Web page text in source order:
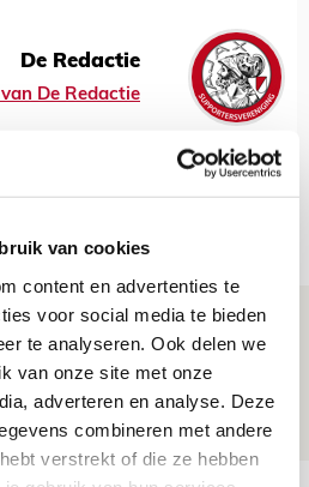
van cookies
content en advertenties te
voor social media te bieden
te analyseren. Ook delen we
van onze site met onze
adverteren en analyse. Deze
combineren met andere
verstrekt of die ze hebben
De Redactie
De Redactie
Cruijff bleven door